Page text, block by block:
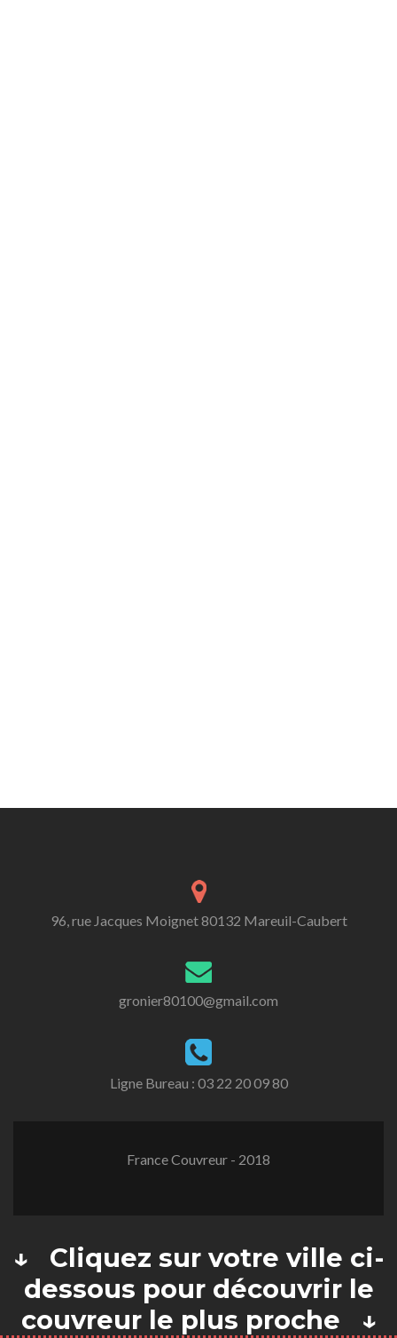
96, rue Jacques Moignet 80132 Mareuil-Caubert
gronier80100@gmail.com
Ligne Bureau : 03 22 20 09 80
France Couvreur - 2018
↓ Cliquez sur votre ville ci-
dessous pour découvrir le
couvreur le plus proche ↓